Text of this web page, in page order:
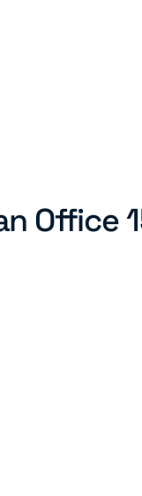
Office